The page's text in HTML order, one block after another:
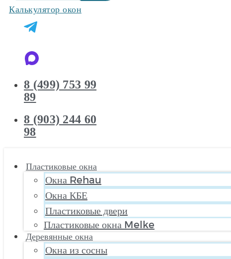
Калькулятор окон
8 (499) 753 99
89
8 (903) 244 60
98
Пластиковые окна
Окна Rehau
Окна КБЕ
Пластиковые двери
Пластиковые окна Melke
Деревянные окна
Окна из сосны